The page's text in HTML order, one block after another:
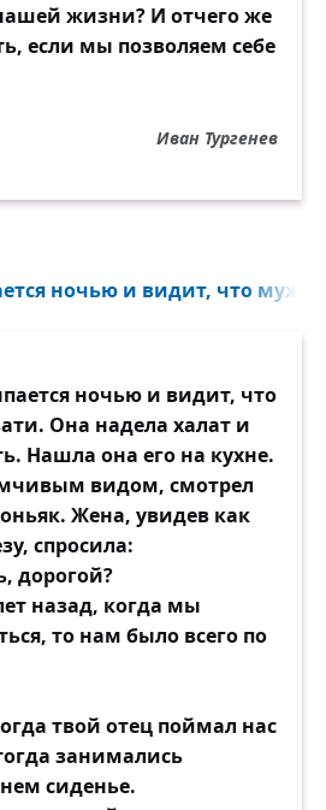
жизни? И отчего же
если мы позволяем себе
Иван Тургенев
ночью и видит, что мужа
ночью и видит, что
Она надела халат и
Нашла она его на кухне.
видом, смотрел
Жена, увидев как
спросила:
дорогой?
назад, когда мы
то нам было всего по
твой отец поймал нас
занимались
сиденье.